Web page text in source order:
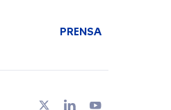
PRENSA